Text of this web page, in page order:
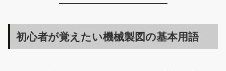
初心者が覚えたい機械製図の基本用語